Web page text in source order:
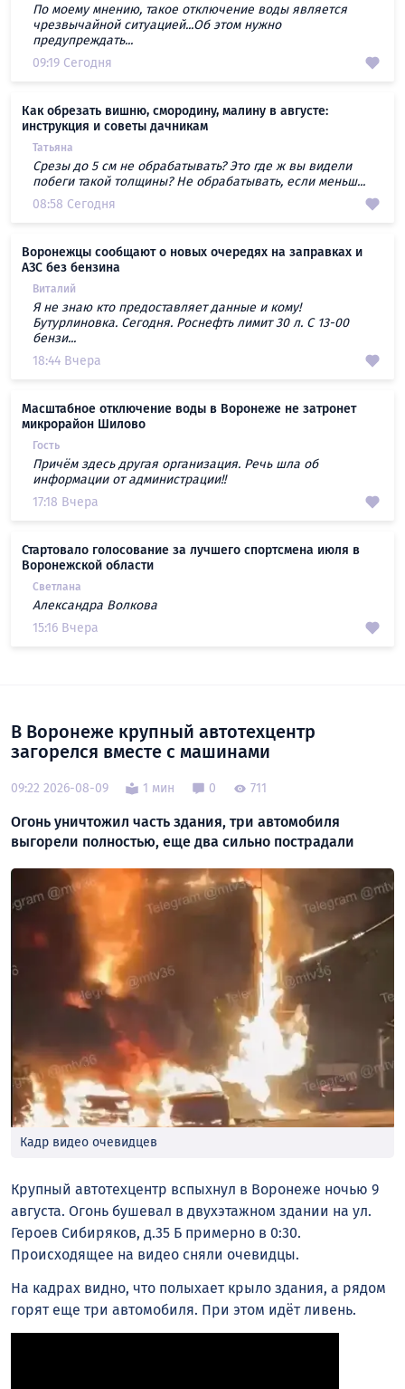
По моему мнению, такое отключение воды является
чрезвычайной ситуацией...Об этом нужно
предупреждать...
09:19 Сегодня
Как обрезать вишню, смородину, малину в августе:
инструкция и советы дачникам
Татьяна
Срезы до 5 см не обрабатывать? Это где ж вы видели
побеги такой толщины? Не обрабатывать, если меньш...
08:58 Сегодня
Воронежцы сообщают о новых очередях на заправках и
АЗС без бензина
Виталий
Я не знаю кто предоставляет данные и кому!
Бутурлиновка. Сегодня. Роснефть лимит 30 л. С 13-00
бензи...
18:44 Вчера
Масштабное отключение воды в Воронеже не затронет
микрорайон Шилово
Гость
Причём здесь другая организация. Речь шла об
информации от администрации!!
17:18 Вчера
Стартовало голосование за лучшего спортсмена июля в
Воронежской области
Светлана
Александра Волкова
15:16 Вчера
В Воронеже крупный автотехцентр
загорелся вместе с машинами
09:22 2026-08-09 1 мин 0 711
Огонь уничтожил часть здания, три автомобиля
выгорели полностью, еще два сильно пострадали
Кадр видео очевидцев
Крупный автотехцентр вспыхнул в Воронеже ночью 9
августа. Огонь бушевал в двухэтажном здании на ул.
Героев Сибиряков, д.35 Б примерно в 0:30.
Происходящее на видео сняли очевидцы.
На кадрах видно, что полыхает крыло здания, а рядом
горят еще три автомобиля. При этом идёт ливень.